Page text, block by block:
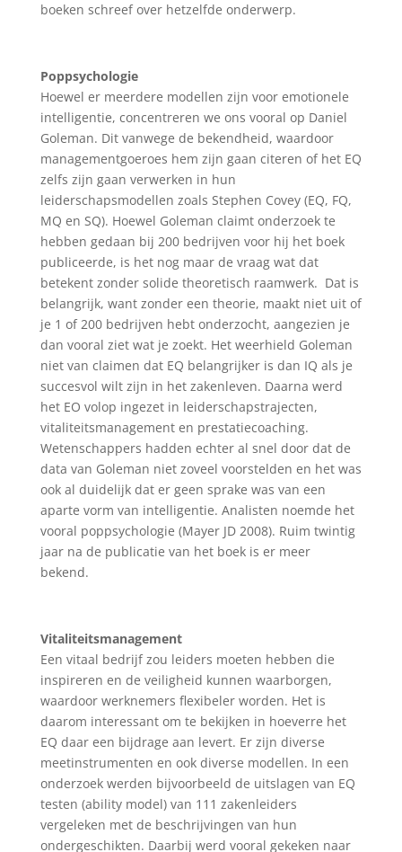
boeken schreef over hetzelfde onderwerp.
Poppsychologie
Hoewel er meerdere modellen zijn voor emotionele
intelligentie, concentreren we ons vooral op Daniel
Goleman. Dit vanwege de bekendheid, waardoor
managementgoeroes hem zijn gaan citeren of het EQ
zelfs zijn gaan verwerken in hun
leiderschapsmodellen zoals Stephen Covey (EQ, FQ,
MQ en SQ). Hoewel Goleman claimt onderzoek te
hebben gedaan bij 200 bedrijven voor hij het boek
publiceerde, is het nog maar de vraag wat dat
betekent zonder solide theoretisch raamwerk. Dat is
belangrijk, want zonder een theorie, maakt niet uit of
je 1 of 200 bedrijven hebt onderzocht, aangezien je
dan vooral ziet wat je zoekt. Het weerhield Goleman
niet van claimen dat EQ belangrijker is dan IQ als je
succesvol wilt zijn in het zakenleven. Daarna werd
het EO volop ingezet in leiderschapstrajecten,
vitaliteitsmanagement en prestatiecoaching.
Wetenschappers hadden echter al snel door dat de
data van Goleman niet zoveel voorstelden en het was
ook al duidelijk dat er geen sprake was van een
aparte vorm van intelligentie. Analisten noemde het
vooral poppsychologie (Mayer JD 2008). Ruim twintig
jaar na de publicatie van het boek is er meer
bekend.
Vitaliteitsmanagement
Een vitaal bedrijf zou leiders moeten hebben die
inspireren en de veiligheid kunnen waarborgen,
waardoor werknemers flexibeler worden. Het is
daarom interessant om te bekijken in hoeverre het
EQ daar een bijdrage aan levert. Er zijn diverse
meetinstrumenten en ook diverse modellen. In een
onderzoek werden bijvoorbeeld de uitslagen van EQ
testen (ability model) van 111 zakenleiders
vergeleken met de beschrijvingen van hun
ondergeschikten. Daarbij werd vooral gekeken naar